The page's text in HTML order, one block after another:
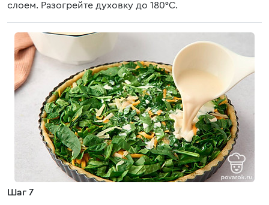
слоем. Разогрейте духовку до 180°C.
Шаг 7